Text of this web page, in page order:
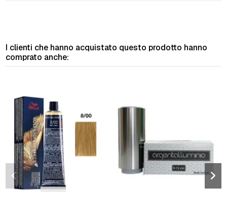
I clienti che hanno acquistato questo prodotto hanno
comprato anche: